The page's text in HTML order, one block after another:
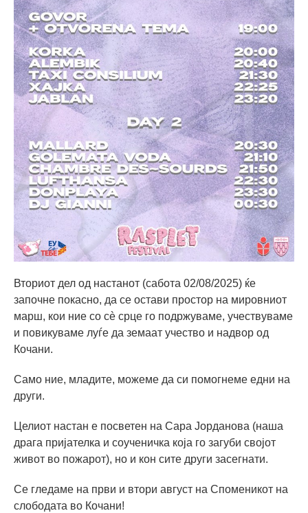
Вториот дел од настанот (сабота 02/08/2025) ќе
започне покасно, да се остави простор на мировниот
марш, кои ние со сè срце го подржуваме, учествуваме
и повикуваме луѓе да земаат учество и надвор од
Кочани.
Само ние, младите, можеме да си помогнеме едни на
други.
Целиот настан е посветен нa Сара Јорданова (наша
драга пријателка и соученичка која го загуби својот
живот во пожарот), но и кон сите други засегнати.
Се гледаме на први и втори август на Споменикот на
слободата во Кочани!